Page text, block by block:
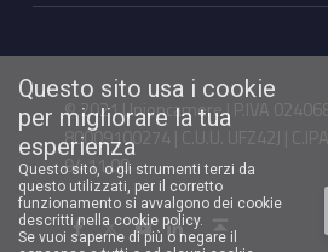
© 2021 Unioncamere | P.IVA
80009100274 | C.U.U. UFZ42J |
94.11.00
Facebook Unioncamere VenetoTwitter Unioncamere VenetoYoutube Unioncamere VenetoLinkedin Unioncamere Veneto Torna in cima ↑
Questo sito usa i cookie
per migliorare la tua
esperienza
Questo sito, o gli strumenti terzi da
questo utilizzati, per il corretto
funzionamento si avvalgono dei cookie
descritti nella cookie policy.
Se vuoi saperne di più o negare il